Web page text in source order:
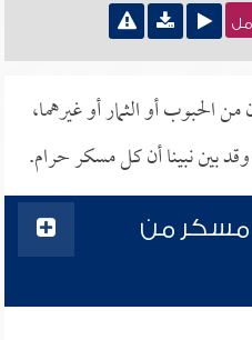
الحبوب أو الثمار أو غيرهما،
بين نبينا أن كل مسكر حرام.
مسكر من